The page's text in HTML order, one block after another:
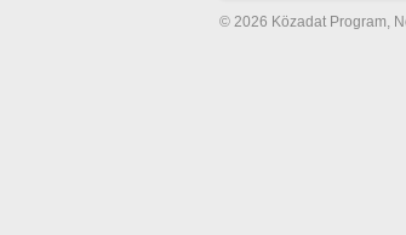
© 2026 Közadat Program,